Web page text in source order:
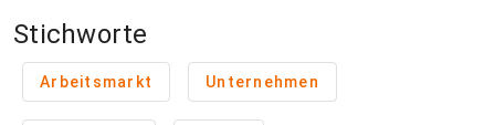
Stichworte
Arbeitsmarkt Unternehmen